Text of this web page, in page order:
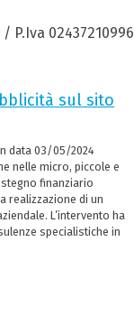
P.Iva 02437210996
sul sito
data 03/05/2024
nelle micro, piccole e
finanziario
realizzazione di un
L’intervento ha
specialistiche in